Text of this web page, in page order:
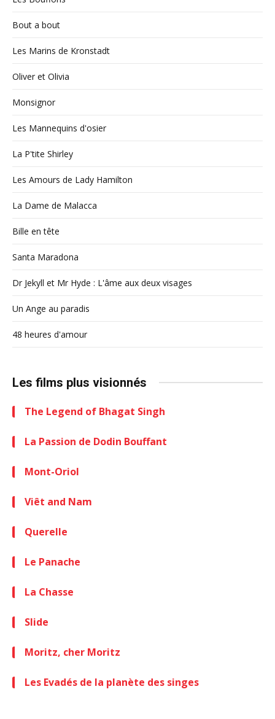
Bout a bout
Les Marins de Kronstadt
Oliver et Olivia
Monsignor
Les Mannequins d'osier
La P'tite Shirley
Les Amours de Lady Hamilton
La Dame de Malacca
Bille en tête
Santa Maradona
Dr Jekyll et Mr Hyde : L'âme aux deux visages
Un Ange au paradis
48 heures d'amour
Les films plus visionnés
The Legend of Bhagat Singh
La Passion de Dodin Bouffant
Mont-Oriol
Viêt and Nam
Querelle
Le Panache
La Chasse
Slide
Moritz, cher Moritz
Les Evadés de la planète des singes